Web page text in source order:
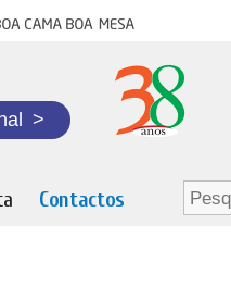
cama boa mesa
>
Contactos